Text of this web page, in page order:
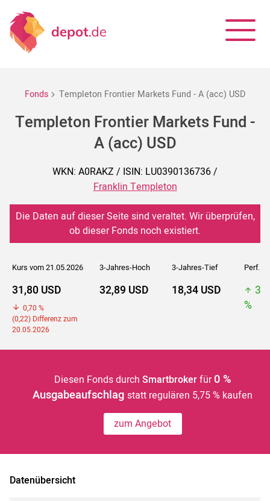
Fonds Templeton Frontier Markets Fund - A (acc) USD
Templeton Frontier Markets Fund -
A (acc) USD
WKN: A0RAKZ / ISIN: LU0390136736 /
Franklin Templeton
Die Daten auf dieser Seite sind veraltet. Wir überprüfen,
ob dieser Fonds noch existiert.
Kurs vom 21.05.2026 3-Jahres-Hoch 3-Jahres-Tief Perf. 5J
31,80 USD
0,70 %
(0,22) Differenz zum
20.05.2026
32,89 USD 18,34 USD
%
Diesen Fonds durch Smartbrokerfür 0 %
Ausgabeaufschlagstatt regulären 5,75 % kaufen
zum Angebot
Datenübersicht